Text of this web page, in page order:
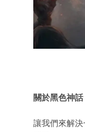
關於黑色神
讓我們來解